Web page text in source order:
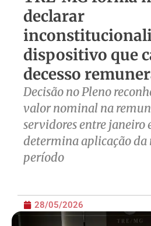
declarar
dispositivo que
decesso
Decisão no Pleno
valor nominal na
servidores entre janeiro
determina aplicação da
período
28/05/2026